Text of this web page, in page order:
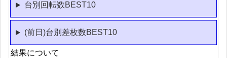
台別回転数BEST10
(前日)台別差枚数BEST10
結果について